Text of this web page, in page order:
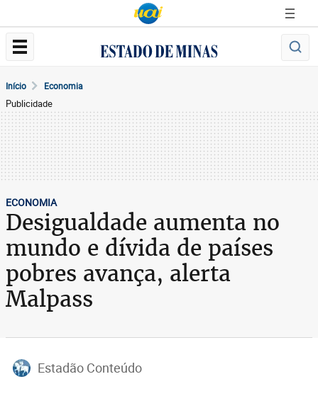
Início Economia
Publicidade
ECONOMIA
Desigualdade aumenta no
mundo e dívida de países
pobres avança, alerta
Malpass
Estadão Conteúdo